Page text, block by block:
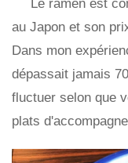
Le ramen est
au Japon et son
Dans mon
dépassait jamais
fluctuer selon que
plats